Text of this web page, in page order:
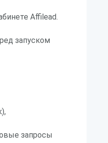
Affilead.
запуском
запросы